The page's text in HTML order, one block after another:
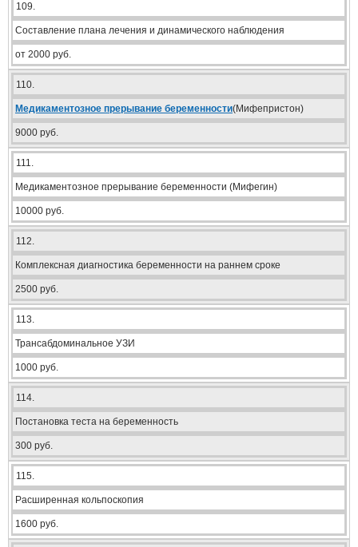
109.
Составление плана лечения и динамического наблюдения
от 2000 руб.
110.
Медикаментозное прерывание беременности(Мифепристон)
9000 руб.
111.
Медикаментозное прерывание беременности (Мифегин)
10000 руб.
112.
Комплексная диагностика беременности на раннем сроке
2500 руб.
113.
Трансабдоминальное УЗИ
1000 руб.
114.
Постановка теста на беременность
300 руб.
115.
Расширенная кольпоскопия
1600 руб.